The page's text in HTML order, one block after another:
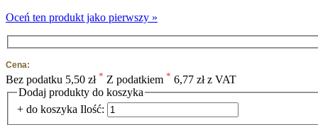
Oceń ten produkt jako pierwszy »
Cena:
Bez podatku 5,50 zł * Z podatkiem * 6,77 zł z VAT
Dodaj produkty do koszyka
+ do koszyka Ilość: